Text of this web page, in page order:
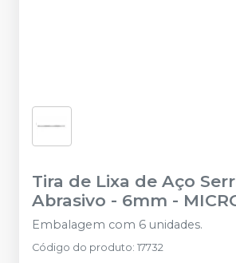
Tira de Lixa de Aço
Abrasivo - 6mm -
Embalagem com 6 unidades.
Código do produto: 17732